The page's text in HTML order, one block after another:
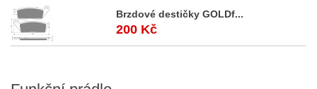
Brzdové destičky GOLDf...
200 Kč